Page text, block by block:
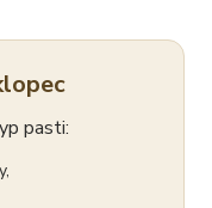
pasti: